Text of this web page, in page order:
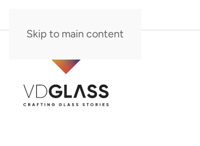
Skip to main content